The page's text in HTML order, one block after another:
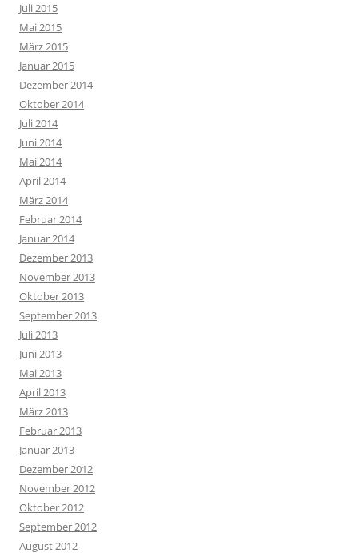
Juli 2015
Mai 2015
März 2015
Januar 2015
Dezember 2014
Oktober 2014
Juli 2014
Juni 2014
Mai 2014
April 2014
März 2014
Februar 2014
Januar 2014
Dezember 2013
November 2013
Oktober 2013
September 2013
Juli 2013
Juni 2013
Mai 2013
April 2013
März 2013
Februar 2013
Januar 2013
Dezember 2012
November 2012
Oktober 2012
September 2012
August 2012